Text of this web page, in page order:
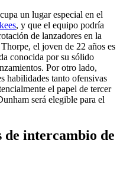
un lugar especial en el
, y que el equipo podría
de lanzadores en la
el joven de 22 años es
conocida por su sólido
Por otro lado,
habilidades tanto ofensivas
el papel de tercer
será elegible para el
de intercambio de